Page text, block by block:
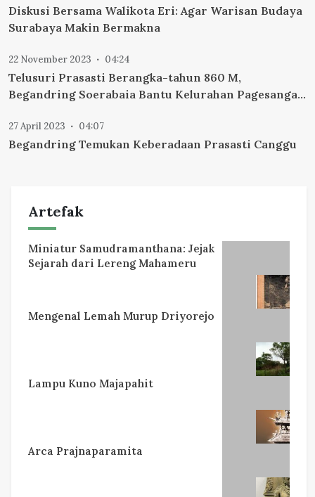
Diskusi Bersama Walikota Eri: Agar Warisan Budaya
Surabaya Makin Bermakna
22 November 2023 04:24
Telusuri Prasasti Berangka-tahun 860 M,
Begandring Soerabaia Bantu Kelurahan Pagesangan
27 April 2023 04:07
Begandring Temukan Keberadaan Prasasti Canggu
Artefak
Miniatur Samudramanthana: Jejak
Sejarah dari Lereng Mahameru
Mengenal Lemah Murup Driyorejo
Lampu Kuno Majapahit
Arca Prajnaparamita